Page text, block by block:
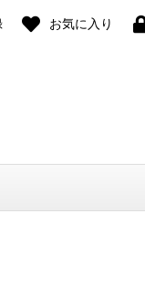
お気に入り